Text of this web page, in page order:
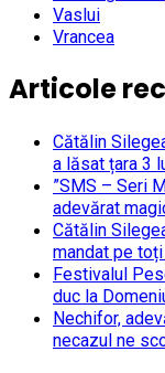
Vaslui
Vrancea
Articole
Cătălin
a lăsat țara 3
”SMS – Seri
adevărat
Cătălin
mandat pe
Festivalul
duc la
Nechifor,
necazul ne